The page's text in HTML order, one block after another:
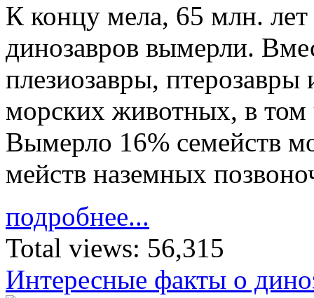
К концу мела, 65 млн.
ди­но­завров вы­мерли.
пле­зио­завры,
мор­ских жи­вотных, в
Вы­мерло 16% се­мейств
мейств на­земных
подробнее...
Total views: 56,315
Интересные факты о